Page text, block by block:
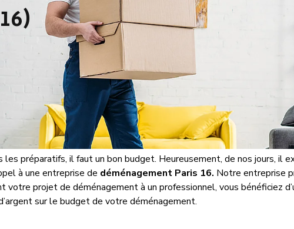
préparatifs, il faut un bon budget. Heureusement, de nos jours, il
à une entreprise de déménagement Paris 16. Notre entreprise
votre projet de déménagement à un professionnel, vous bénéficiez
sur le budget de votre déménagement.